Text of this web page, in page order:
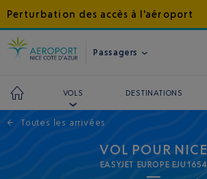
Perturbation des accès à l'aéroport
Passagers
VOLS DESTINATIONS
← Toutes les arrivées
VOL POUR NICE
EASYJET EUROPE EJU1654